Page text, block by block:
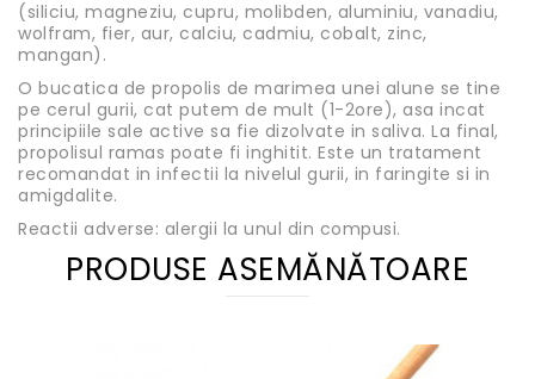
(siliciu, magneziu, cupru, molibden, aluminiu, vanadiu,
wolfram, fier, aur, calciu, cadmiu, cobalt, zinc,
mangan).
O bucatica de propolis de marimea unei alune se tine
pe cerul gurii, cat putem de mult (1-2ore), asa incat
principiile sale active sa fie dizolvate in saliva. La final,
propolisul ramas poate fi inghitit. Este un tratament
recomandat in infectii la nivelul gurii, in faringite si in
amigdalite.
Reactii adverse: alergii la unul din compusi.
PRODUSE ASEMĂNĂTOARE